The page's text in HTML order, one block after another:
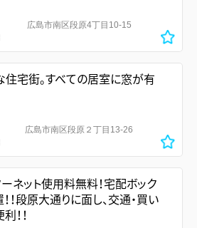
広島市南区段原4丁目10-15
住宅街。すべての居室に窓が有
広島市南区段原２丁目13-26
ネット使用料無料！宅配ボック
！段原大通りに面し、交通・買い
！！